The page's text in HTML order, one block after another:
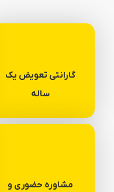
گارانتی تعویض یک
ساله
مشاوره حضوری و